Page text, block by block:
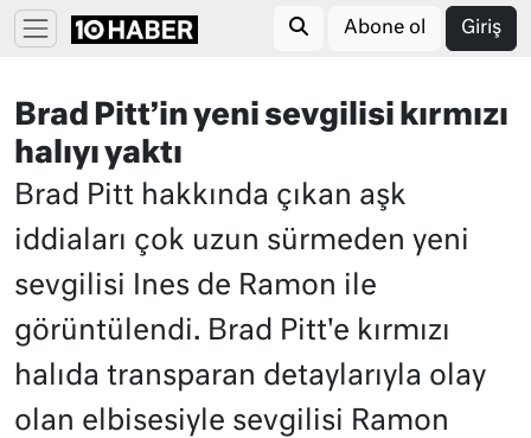
Abone ol Giriş
Brad Pitt’in yeni sevgilisi kırmızı
halıyı yaktı
Brad Pitt hakkında çıkan aşk
iddiaları çok uzun sürmeden yeni
sevgilisi Ines de Ramon ile
görüntülendi. Brad Pitt'e kırmızı
halıda transparan detaylarıyla olay
olan elbisesiyle sevgilisi Ramon